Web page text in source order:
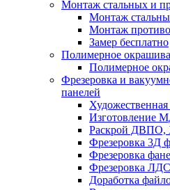
Монтаж стальных и
Монтаж
Монтаж
Замер бесплатно
Полимерное
Полимерное
Фрезеровка и
панелей
Художественная
Изготовление
Раскрой
Фрезеровка 3Д
Фрезеровка
Фрезеровка
Доработка